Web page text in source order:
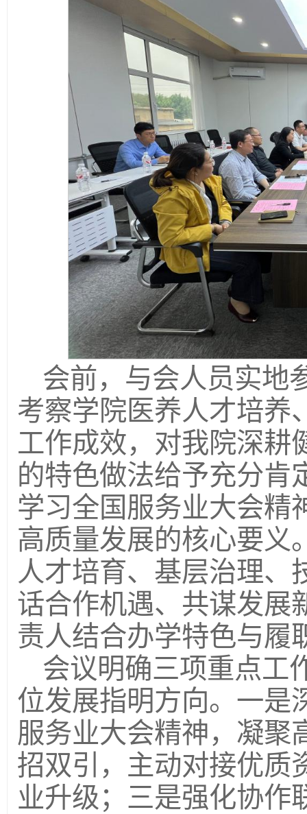
会前，与会人员实地
考察学院医养人才培养
工作成效，对我院深耕
的特色做法给予充分肯
学习全国服务业大会精
高质量发展的核心要义
人才培育、基层治理、
话合作机遇、共谋发展
责人结合办学特色与履
会议明确三项重点工
位发展指明方向。一是
服务业大会精神，凝聚
招双引，主动对接优质
业升级；三是强化协作